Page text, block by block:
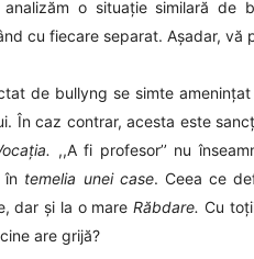
o situație similară de
cu fiecare separat. Așadar, vă
de bullyng se simte
În caz contrar, acesta este
,,A fi profesor’’ nu
în temelia unei case. Ceea ce
dar și la o mare Răbdare. Cu
are grijă?